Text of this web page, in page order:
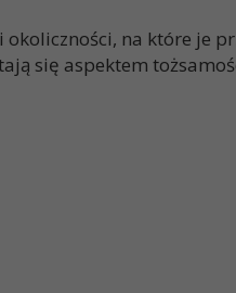
na które je
się aspektem